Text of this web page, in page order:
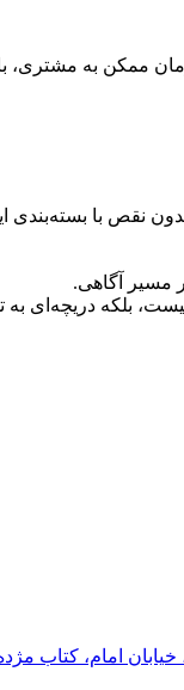
ممکن به مشتری،
نقص با
مسیر آگاهی.
بلکه دریچه‌ای
امام، کتاب